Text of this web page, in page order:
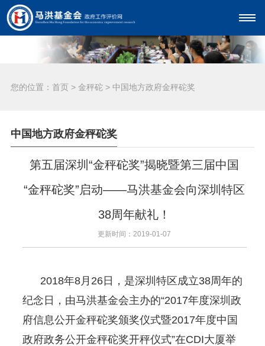
您的位置： 首页> 金秤砣> 中国地方政府金秤砣奖
中国地方政府金秤砣奖
第五届深圳“金秤砣奖”揭晓暨第三届中国
“金秤砣奖”启动——马洪基金会向深圳特区
38周年献礼！
更新时间：2019-01-07
2018年8月26日，是深圳特区成立38周年的
纪念日，由马洪基金会主办的“2017年度深圳政
府信息公开金秤砣奖颁奖仪式暨2017年度中国
政府政务公开金秤砣奖开秤仪式”在CDI大厦举